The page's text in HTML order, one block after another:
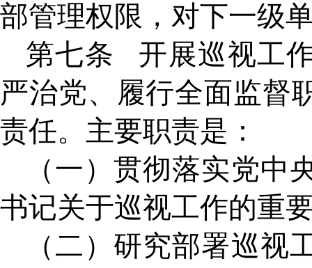
部管理权限，对下一级
第七条
开展巡视工
严治党、履行全面监督
责任。主要职责是：
（一）贯彻落实党中
书记关于巡视工作的重
（二）研究部署巡视